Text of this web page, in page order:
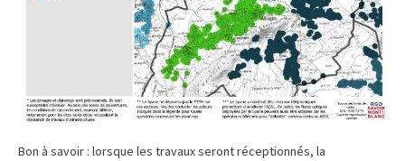
Bon à savoir : lorsque les travaux seront réceptionnés, la